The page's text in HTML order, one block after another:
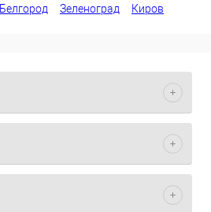
Белгород Зеленоград
Киров